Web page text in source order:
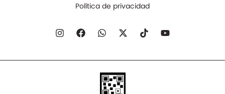
Política de privacidad